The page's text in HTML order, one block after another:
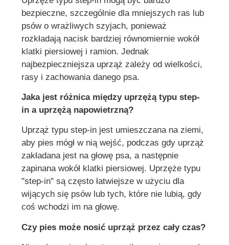
bezpieczne, szczególnie dla mniejszych ras lub
psów o wrażliwych szyjach, ponieważ
rozkładają nacisk bardziej równomiernie wokół
klatki piersiowej i ramion. Jednak
najbezpieczniejsza uprząż zależy od wielkości,
rasy i zachowania danego psa.
Jaka jest różnica między uprzężą typu step-
in a uprzężą napowietrzną?
Uprząż typu step-in jest umieszczana na ziemi,
aby pies mógł w nią wejść, podczas gdy uprząż
zakładana jest na głowę psa, a następnie
zapinana wokół klatki piersiowej. Uprzęże typu
"step-in" są często łatwiejsze w użyciu dla
wijących się psów lub tych, które nie lubią, gdy
coś wchodzi im na głowę.
Czy pies może nosić uprząż przez cały czas?